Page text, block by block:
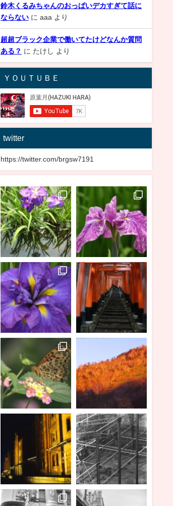
鈴木くるみちゃんのおっぱいデカすぎて話に
ならない に aaa より
超超ブラック企業で働いてたけどなんか質問
ある？ に たけし より
ＹＯＵＴＵＢＥ
twitter
https://twitter.com/brgsw7191